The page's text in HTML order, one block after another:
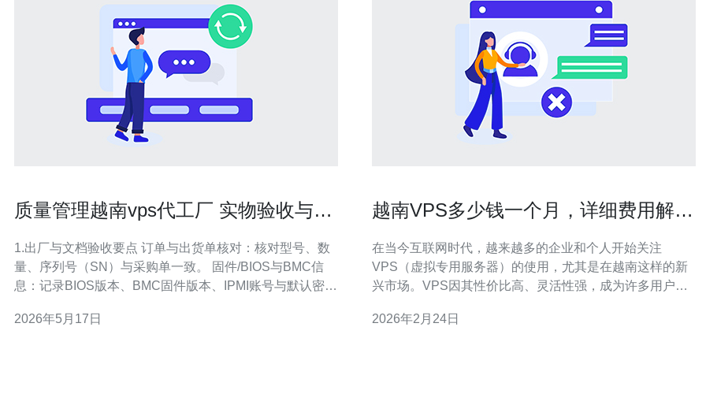
质量管理越南vps代工厂 实物验收与性
1.出厂与文档验收要点 订单与出货单核对：核对型号、数
量、序列号（SN）与采购单一致。 固件/BIOS与BMC信
息：记录BIOS版本、BMC固件版本、IPMI账号与默认密
程。 网络与流媒体证书：收集SSL证书与私钥（如有），
2026年5月17日
越南VPS多少钱一个月，详细费用解析
在当今互联网时代，越来越多的企业和个人开始关注
VPS（虚拟专用服务器）的使用，尤其是在越南这样的新
兴市场。VPS因其性价比高、灵活性强，成为许多用户的
详细解析越南VPS的费用，并进行对比分析。 首先，我们
2026年2月24日